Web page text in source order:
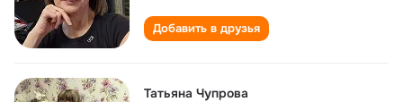
Добавить в друзья
Татьяна Чупрова